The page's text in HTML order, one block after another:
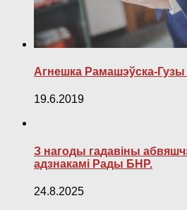
Агнешка Рамашэўска-
19.6.2019
З нагоды гадавіны
адзнакамі Рады БНР.
24.8.2025